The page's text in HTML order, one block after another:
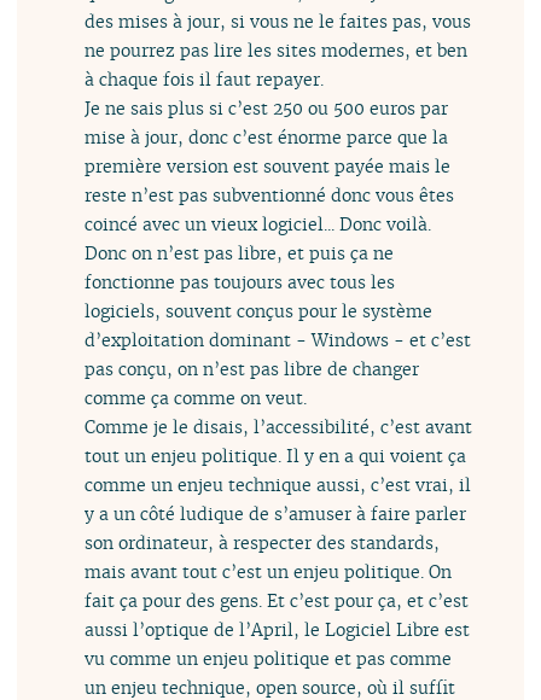
des mises à jour, si vous ne le faites pas, vous
ne pourrez pas lire les sites modernes, et ben
à chaque fois il faut repayer.
Je ne sais plus si c’est 250 ou 500 euros par
mise à jour, donc c’est énorme parce que la
première version est souvent payée mais le
reste n’est pas subventionné donc vous êtes
coincé avec un vieux logiciel... Donc voilà.
Donc on n’est pas libre, et puis ça ne
fonctionne pas toujours avec tous les
logiciels, souvent conçus pour le système
d’exploitation dominant - Windows - et c’est
pas conçu, on n’est pas libre de changer
comme ça comme on veut.
Comme je le disais, l’accessibilité, c’est avant
tout un enjeu politique. Il y en a qui voient ça
comme un enjeu technique aussi, c’est vrai, il
y a un côté ludique de s’amuser à faire parler
son ordinateur, à respecter des standards,
mais avant tout c’est un enjeu politique. On
fait ça pour des gens. Et c’est pour ça, et c’est
aussi l’optique de l’April, le Logiciel Libre est
vu comme un enjeu politique et pas comme
un enjeu technique, open source, où il suffit